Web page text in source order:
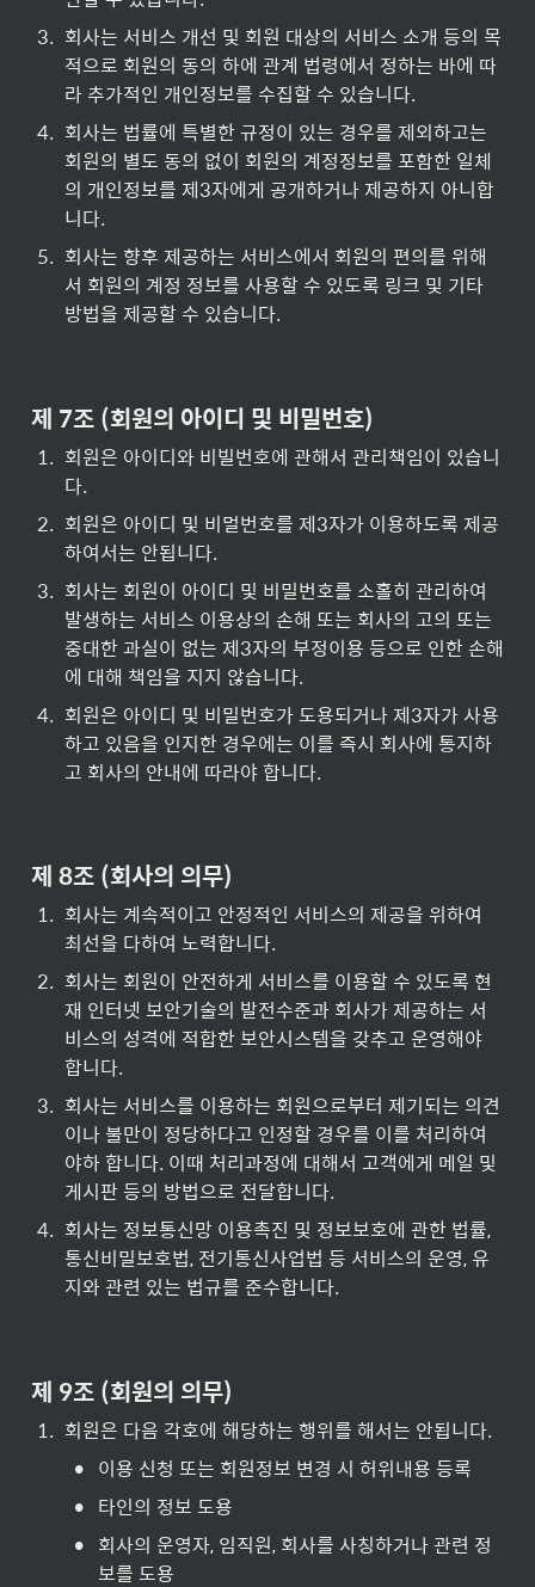
3. 회사는 서비스 개선 및 회원 대상의 서비스 소개 등의 목
적으로 회원의 동의 하에 관계 법령에서 정하는 바에 따
라 추가적인 개인정보를 수집할 수 있습니다.
4. 회사는 법률에 특별한 규정이 있는 경우를 제외하고는
회원의 별도 동의 없이 회원의 계정정보를 포함한 일체
의 개인정보를 제3자에게 공개하거나 제공하지 아니합
니다.
5. 회사는 향후 제공하는 서비스에서 회원의 편의를 위해
서 회원의 계정 정보를 사용할 수 있도록 링크 및 기타
방법을 제공할 수 있습니다.
제 7조 (회원의 아이디 및 비밀번호)
1. 회원은 아이디와 비빌번호에 관해서 관리책임이 있습니
다.
2. 회원은 아이디 및 비멀번호를 제3자가 이용하도록 제공
하여서는 안됩니다.
3. 회사는 회원이 아이디 및 비밀번호를 소홀히 관리하여
발생하는 서비스 이용상의 손해 또는 회사의 고의 또는
중대한 과실이 없는 제3자의 부정이용 등으로 인한 손해
에 대해 책임을 지지 않습니다.
4. 회원은 아이디 및 비밀번호가 도용되거나 제3자가 사용
하고 있음을 인지한 경우에는 이를 즉시 회사에 통지하
고 회사의 안내에 따라야 합니다.
제 8조 (회사의 의무)
1. 회사는 계속적이고 안정적인 서비스의 제공을 위하여
최선을 다하여 노력합니다.
2. 회사는 회원이 안전하게 서비스를 이용할 수 있도록 현
재 인터넷 보안기술의 발전수준과 회사가 제공하는 서
비스의 성격에 적합한 보안시스템을 갖추고 운영해야
합니다.
3. 회사는 서비스를 이용하는 회원으로부터 제기되는 의견
이나 불만이 정당하다고 인정할 경우를 이를 처리하여
야하 합니다. 이때 처리과정에 대해서 고객에게 메일 및
게시판 등의 방법으로 전달합니다.
4. 회사는 정보통신망 이용촉진 및 정보보호에 관한 법률,
통신비밀보호법, 전기통신사업법 등 서비스의 운영, 유
지와 관련 있는 법규를 준수합니다.
제 9조 (회원의 의무)
1. 회원은 다음 각호에 해당하는 행위를 해서는 안됩니다.
• 이용 신청 또는 회원정보 변경 시 허위내용 등록
• 타인의 정보 도용
• 회사의 운영자, 임직원, 회사를 사칭하거나 관련 정
보를 도용